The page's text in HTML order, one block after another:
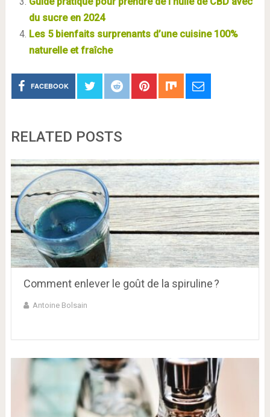
du sucre en 2024
Les 5 bienfaits surprenants d’une cuisine 100%
naturelle et fraîche
FACEBOOK
RELATED POSTS
Comment enlever le goût de la spiruline ?
Antoine Bolsain